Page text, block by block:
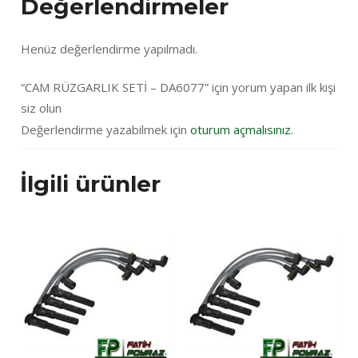
Değerlendirmeler
Henüz değerlendirme yapılmadı.
“CAM RÜZGARLIK SETİ – DA6077” için yorum yapan ilk kişi
siz olun
Değerlendirme yazabilmek için oturum açmalısınız.
İlgili ürünler